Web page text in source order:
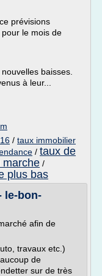
prévisions
le mois de
baisses.
à leur...
/ taux immobilier
/ taux de
marche /
plus bas
le-bon-
afin de
travaux etc.)
de
sur de très